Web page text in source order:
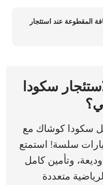
المقطوعة عند استئجار
سكودا
سكودا كوشاك مع
سلسة! استمتع
وتأمين كامل
متعددة